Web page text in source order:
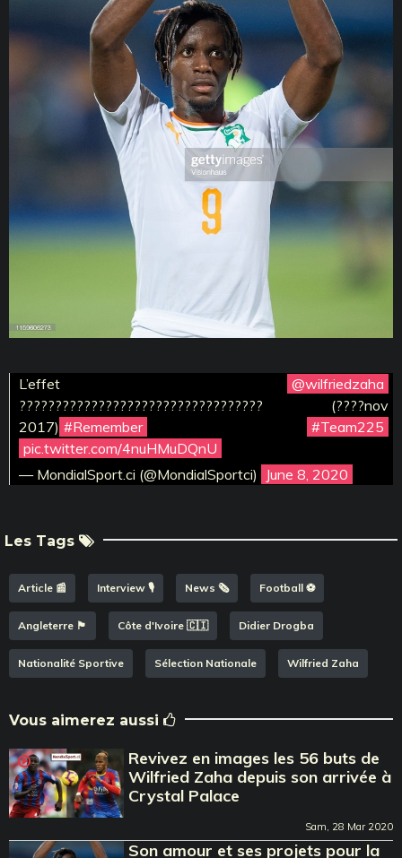
L’effet
@wilfriedzaha
?????????????????????????????????? (????nov
2017) #Remember
#Team225
pic.twitter.com/4nuHMuDQnU
— MondialSport.ci (@MondialSportci)
June 8, 2020
Les Tags
Article 📰 Interview 🎙️ News 🗞️ Football ⚽️
Angleterre 🏴󠁧󠁢󠁥󠁮󠁧󠁿 Côte d'Ivoire 🇨🇮 Didier Drogba
Nationalité Sportive Sélection Nationale Wilfried Zaha
Vous aimerez aussi
Revivez en images les 56 buts de
Wilfried Zaha depuis son arrivée à
Crystal Palace
Sam, 28 Mar 2020
Son amour et ses projets pour la